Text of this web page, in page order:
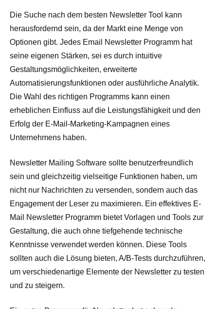
Die Suche nach dem besten Newsletter Tool kann
herausfordernd sein, da der Markt eine Menge von
Optionen gibt. Jedes Email Newsletter Programm hat
seine eigenen Stärken, sei es durch intuitive
Gestaltungsmöglichkeiten, erweiterte
Automatisierungsfunktionen oder ausführliche Analytik.
Die Wahl des richtigen Programms kann einen
erheblichen Einfluss auf die Leistungsfähigkeit und den
Erfolg der E-Mail-Marketing-Kampagnen eines
Unternehmens haben.
Newsletter Mailing Software sollte benutzerfreundlich
sein und gleichzeitig vielseitige Funktionen haben, um
nicht nur Nachrichten zu versenden, sondern auch das
Engagement der Leser zu maximieren. Ein effektives E-
Mail Newsletter Programm bietet Vorlagen und Tools zur
Gestaltung, die auch ohne tiefgehende technische
Kenntnisse verwendet werden können. Diese Tools
sollten auch die Lösung bieten, A/B-Tests durchzuführen,
um verschiedenartige Elemente der Newsletter zu testen
und zu steigern.